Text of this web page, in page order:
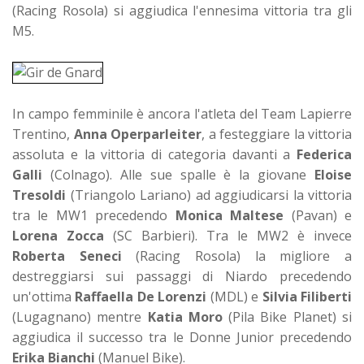
(Racing Rosola) si aggiudica l'ennesima vittoria tra gli
M5.
In campo femminile è ancora l'atleta del Team Lapierre
Trentino, Anna Operparleiter, a festeggiare la vittoria
assoluta e la vittoria di categoria davanti a Federica
Galli (Colnago). Alle sue spalle è la giovane Eloise
Tresoldi (Triangolo Lariano) ad aggiudicarsi la vittoria
tra le MW1 precedendo Monica Maltese (Pavan) e
Lorena Zocca (SC Barbieri). Tra le MW2 è invece
Roberta Seneci (Racing Rosola) la migliore a
destreggiarsi sui passaggi di Niardo precedendo
un'ottima Raffaella De Lorenzi (MDL) e Silvia Filiberti
(Lugagnano) mentre Katia Moro(Pila Bike Planet) si
aggiudica il successo tra le Donne Junior precedendo
Erika Bianchi (Manuel Bike).